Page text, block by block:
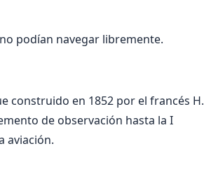
podían navegar libremente.
construido en 1852 por el francés H.
de observación hasta la I
aviación.